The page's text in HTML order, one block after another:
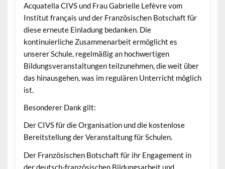
Acquatella CIVS und Frau Gabrielle Lefèvre vom
Institut français und der Französischen Botschaft für
diese erneute Einladung bedanken. Die
kontinuierliche Zusammenarbeit ermöglicht es
unserer Schule, regelmäßig an hochwertigen
Bildungsveranstaltungen teilzunehmen, die weit über
das hinausgehen, was im regulären Unterricht möglich
ist.
Besonderer Dank gilt:
Der CIVS für die Organisation und die kostenlose
Bereitstellung der Veranstaltung für Schulen.
Der Französischen Botschaft für ihr Engagement in
der deutsch-französischen Bildungsarbeit und